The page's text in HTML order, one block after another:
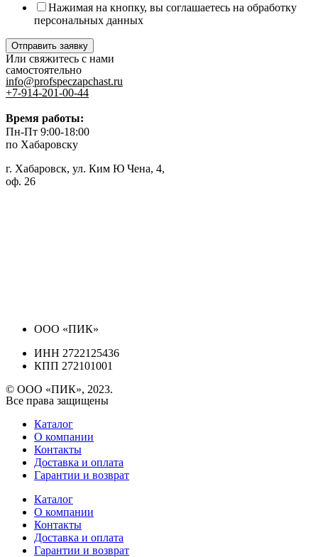
Нажимая на кнопку, вы соглашаетесь на обработку
персональных данных
Отправить заявку
Или свяжитесь с нами
самостоятельно
info@profspeczapchast.ru
+7-914-201-00-44
Время работы:
Пн-Пт 9:00-18:00
по Хабаровску
г. Хабаровск, ул. Ким Ю Чена, 4,
оф. 26
ООО «ПИК»
ИНН 2722125436
КПП 272101001
© ООО «ПИК», 2023.
Все права защищены
Каталог
О компании
Контакты
Доставка и оплата
Гарантии и возврат
Каталог
О компании
Контакты
Доставка и оплата
Гарантии и возврат